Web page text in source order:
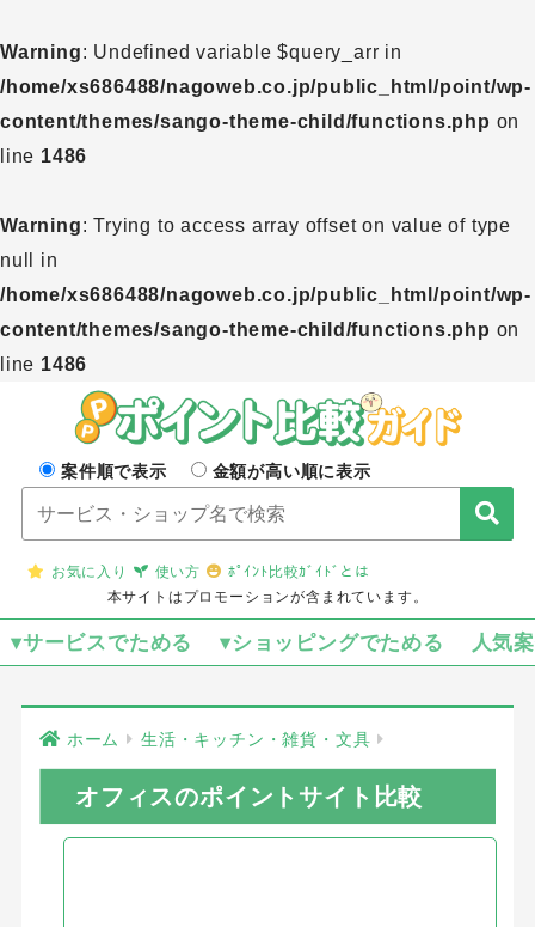
Warning: Undefined variable $query_arr in
/home/xs686488/nagoweb.co.jp/public_html/point/wp-
content/themes/sango-theme-child/functions.php on
line 1486
Warning: Trying to access array offset on value of type
null in
/home/xs686488/nagoweb.co.jp/public_html/point/wp-
content/themes/sango-theme-child/functions.php on
line 1486
案件順で表示 金額が高い順に表示
お気に入り 使い方
ﾎﾟｲﾝﾄ比較ｶﾞｲﾄﾞとは
本サイトはプロモーションが含まれています。
▾サービスでためる ▾ショッピングでためる 人気
ホーム 生活・キッチン・雑貨・文具
オフィスのポイントサイト比較